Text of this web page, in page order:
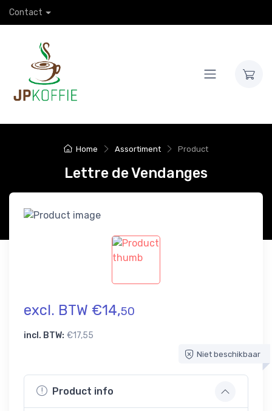
Contact
Home Assortiment Product
Lettre de Vendanges
excl. BTW €14,50
incl. BTW: €17,55
Niet beschikbaar
Product info